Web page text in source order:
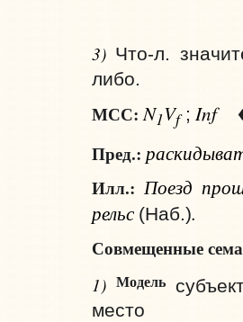
3) Что‑л.
либо.
МСС: N1Vf; Inf
Пред.:
Илл.: Поезд
рельс (Наб.).
Совмещенные
1)Модель
место